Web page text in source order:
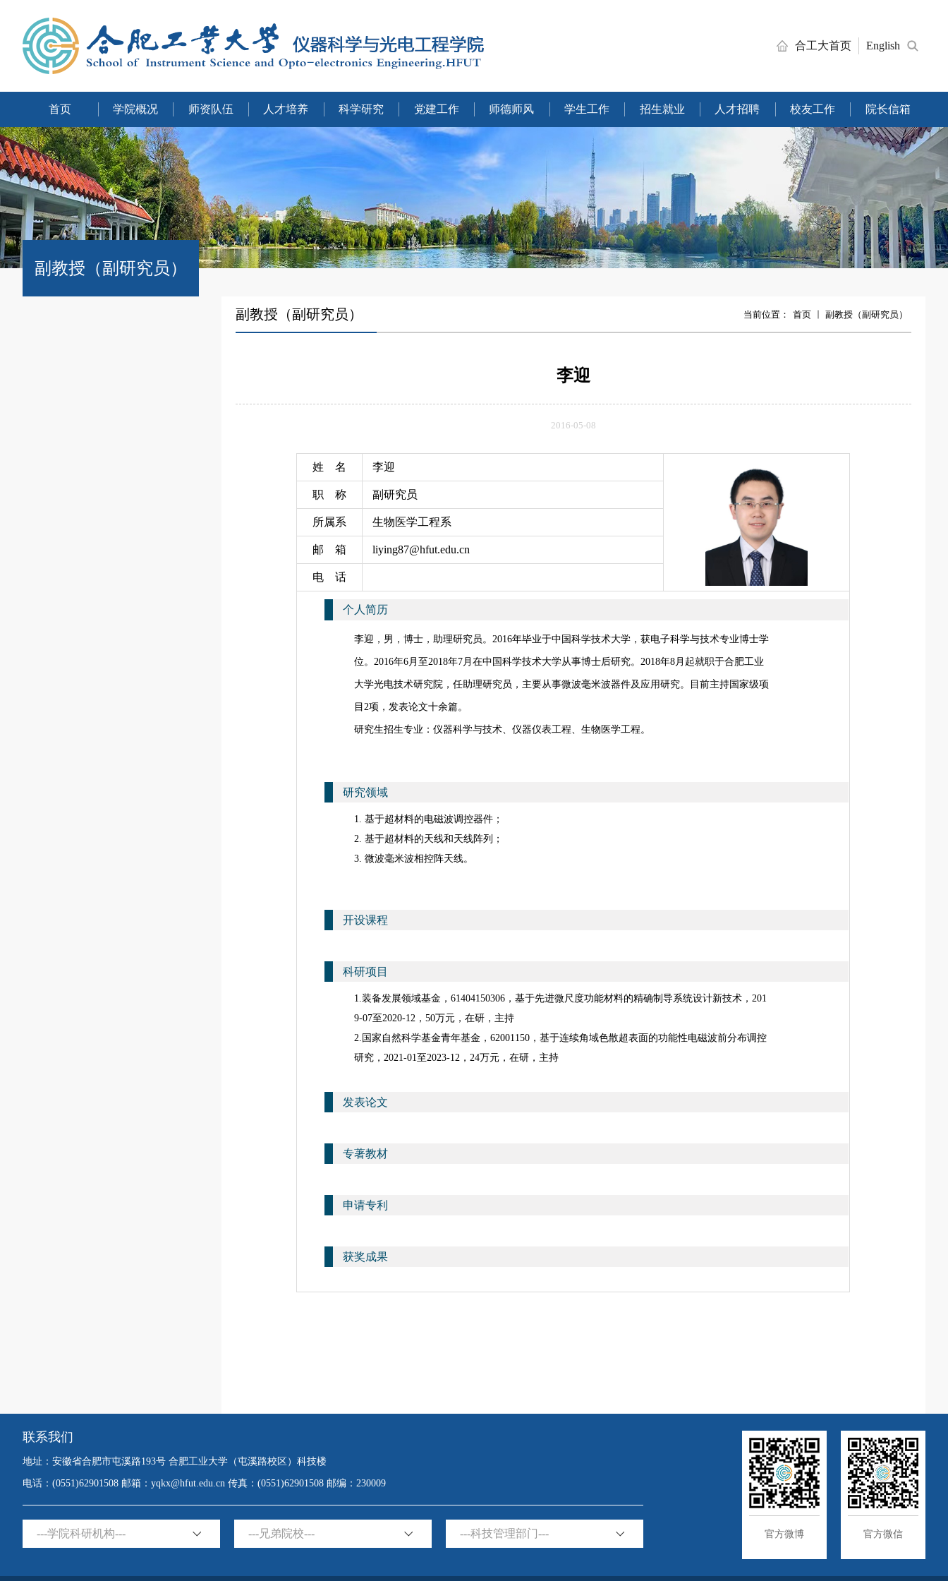
合工大首页 English
首页 学院概况 师资队伍 人才培养 科学研究 党建工作 师德师风 学生工作 招生就业 人才招聘 校友工作 院长信箱
副教授（副研究员）
副教授（副研究员） 当前位置： 首页 副教授（副研究员）
李迎
2016-05-08
姓 名 李迎
职 称 副研究员
所属系 生物医学工程系
邮 箱 liying87@hfut.edu.cn
电 话
个人简历
李迎，男，博士，助理研究员。2016年毕业于中国科学技术大学，获电子科学与技术专业博士学
位。2016年6月至2018年7月在中国科学技术大学从事博士后研究。2018年8月起就职于合肥工业
大学光电技术研究院，任助理研究员，主要从事微波毫米波器件及应用研究。目前主持国家级项
目2项，发表论文十余篇。
研究生招生专业：仪器科学与技术、仪器仪表工程、生物医学工程。
研究领域
1. 基于超材料的电磁波调控器件；
2. 基于超材料的天线和天线阵列；
3. 微波毫米波相控阵天线。
开设课程
科研项目
1.装备发展领域基金，61404150306，基于先进微尺度功能材料的精确制导系统设计新技术，201
9-07至2020-12，50万元，在研，主持
2.国家自然科学基金青年基金，62001150，基于连续角域色散超表面的功能性电磁波前分布调控
研究，2021-01至2023-12，24万元，在研，主持
发表论文
专著教材
申请专利
获奖成果
联系我们
地址：安徽省合肥市屯溪路193号 合肥工业大学（屯溪路校区）科技楼
电话：(0551)62901508 邮箱：yqkx@hfut.edu.cn 传真：(0551)62901508 邮编：230009
---学院科研机构--- ---兄弟院校--- ---科技管理部门--- 官方微博 官方微信